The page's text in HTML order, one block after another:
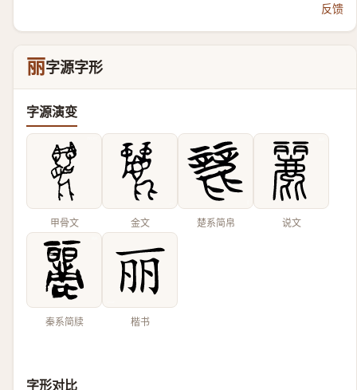
反馈
丽字源字形
字源演变
甲骨文 金文 楚系简帛 说文
秦系简牍 楷书
字形对比